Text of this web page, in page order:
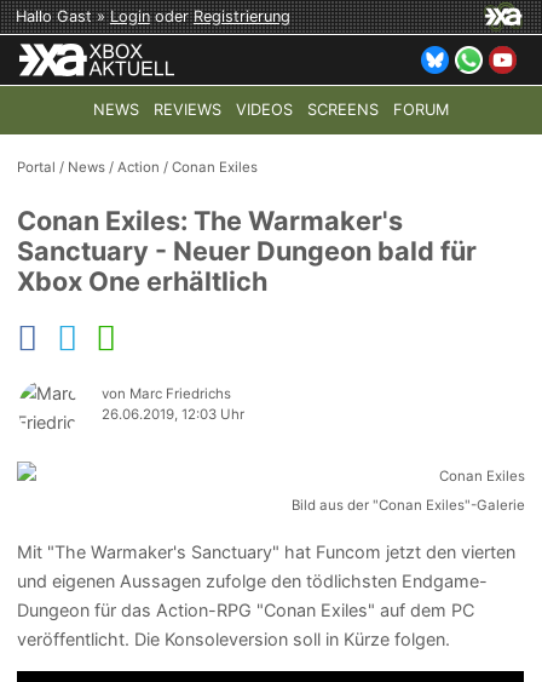
Hallo Gast »LoginoderRegistrierung
NEWS REVIEWS VIDEOS SCREENS FORUM
TOP-THEMEN: COD: MODERN WARFARE 4 HALO:
Portal / News /Action /Conan Exiles
Conan Exiles: The Warmaker's
Sanctuary - Neuer Dungeon bald für
Xbox One erhältlich
von Marc Friedrichs
26.06.2019, 12:03 Uhr
Bild aus der "Conan Exiles"-Galerie
Mit "The Warmaker's Sanctuary" hat Funcom jetzt den vierten
und eigenen Aussagen zufolge den tödlichsten Endgame-
Dungeon für das Action-RPG "Conan Exiles" auf dem PC
veröffentlicht. Die Konsoleversion soll in Kürze folgen.